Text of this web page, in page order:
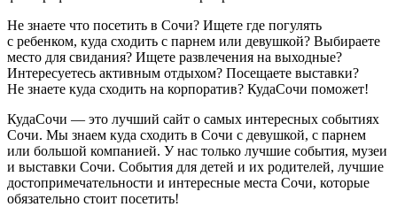
Не знаете что посетить в Сочи? Ищете где погулять
с ребенком, куда сходить с парнем или девушкой? Выбираете
место для свидания? Ищете развлечения на выходные?
Интересуетесь активным отдыхом? Посещаете выставки?
Не знаете куда сходить на корпоратив? КудаСочи поможет!
КудаСочи — это лучший сайт о самых интересных событиях
Сочи. Мы знаем куда сходить в Сочи с девушкой, с парнем
или большой компанией. У нас только лучшие события, музеи
и выставки Сочи. События для детей и их родителей, лучшие
достопримечательности и интересные места Сочи, которые
обязательно стоит посетить!